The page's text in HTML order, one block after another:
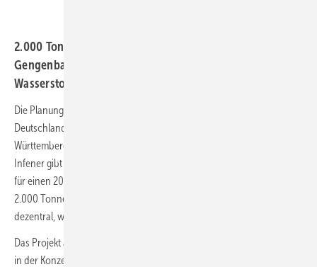
2.000 Tonnen grünes H2 versorgt in Zukunft
Gengenbach. Es ist bereits die dritte Planung eines
Wasserstoff-Hubs von Infener in diesem Jahr.
Die Planung von Produktionsstellen von grünem Wasserstoff in
Deutschland nimmt langsam fahrt auf. So auch im Baden-
Württembergischen Gengenbach: Das Wasserstoff-Unternehmen
Infener gibt in Zusammenarbeit mit Stadt Gengenbach die Planungen
für einen 20-Megawatt-Hub (MW) bekannt. Der Hub soll jährlich bis zu
2.000 Tonnen grünen Wasserstoff produzieren und den Ortenaukreis
dezentral, wirtschaftlich und klimaneutral mit Energie versorgen.
Das Projekt auf dem Gewerbegebiet “Kinzigpark I” befindet sich aktuell
in der Konzeptionsphase. Die Realisierung hänge von den